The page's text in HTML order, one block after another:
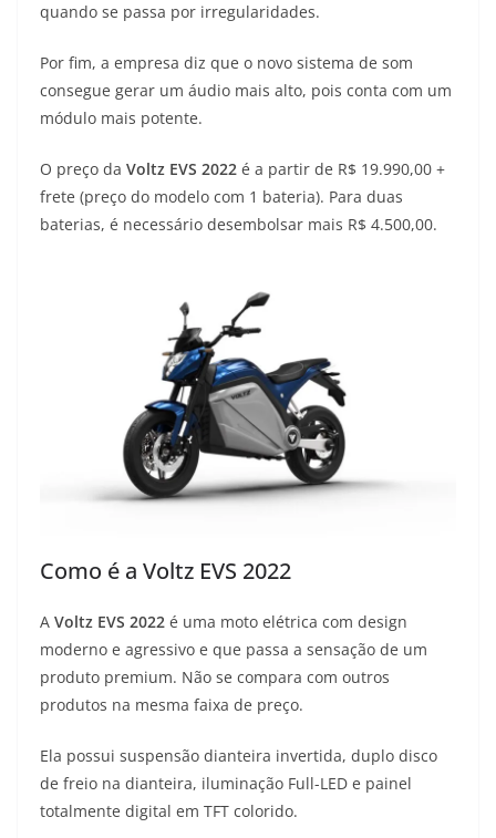
quando se passa por irregularidades.
Por fim, a empresa diz que o novo sistema de som
consegue gerar um áudio mais alto, pois conta com um
módulo mais potente.
O preço da Voltz EVS 2022 é a partir de R$ 19.990,00 +
frete (preço do modelo com 1 bateria). Para duas
baterias, é necessário desembolsar mais R$ 4.500,00.
Como é a Voltz EVS 2022
A Voltz EVS 2022 é uma moto elétrica com design
moderno e agressivo e que passa a sensação de um
produto premium. Não se compara com outros
produtos na mesma faixa de preço.
Ela possui suspensão dianteira invertida, duplo disco
de freio na dianteira, iluminação Full-LED e painel
totalmente digital em TFT colorido.